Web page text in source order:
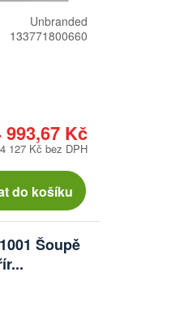
Unbranded
133771800660
993,67 Kč
4 127 Kč bez DPH
do košíku
Šoupě